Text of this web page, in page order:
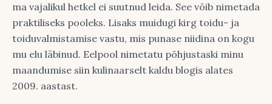
ma vajalikul hetkel ei suutnud leida. See võib nimetada
praktiliseks pooleks. Lisaks muidugi kirg toidu- ja
toiduvalmistamise vastu, mis punase niidina on kogu
mu elu läbinud. Eelpool nimetatu põhjustaski minu
maandumise siin kulinaarselt kaldu blogis alates
2009. aastast.